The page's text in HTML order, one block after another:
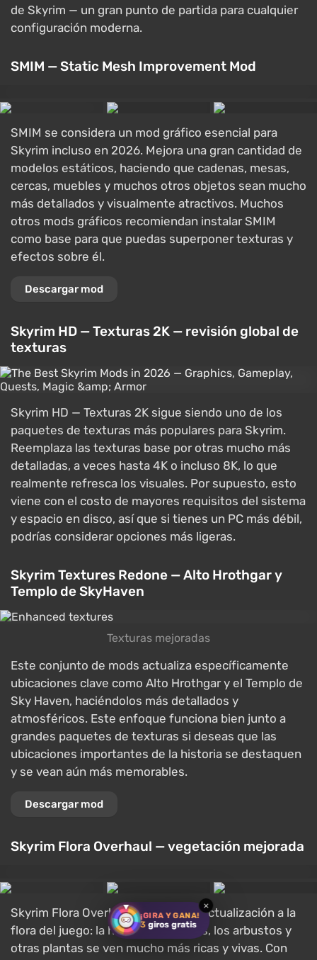
¡GIRA Y GANA!
3 giros gratis
×
de Skyrim — un gran punto de partida para cualquier
configuración moderna.
SMIM — Static Mesh Improvement Mod
SMIM se considera un mod gráfico esencial para
Skyrim incluso en 2026. Mejora una gran cantidad de
modelos estáticos, haciendo que cadenas, mesas,
cercas, muebles y muchos otros objetos sean mucho
más detallados y visualmente atractivos. Muchos
otros mods gráficos recomiendan instalar SMIM
como base para que puedas superponer texturas y
efectos sobre él.
Descargar mod
Skyrim HD — Texturas 2K — revisión global de
texturas
Skyrim HD — Texturas 2K sigue siendo uno de los
paquetes de texturas más populares para Skyrim.
Reemplaza las texturas base por otras mucho más
detalladas, a veces hasta 4K o incluso 8K, lo que
realmente refresca los visuales. Por supuesto, esto
viene con el costo de mayores requisitos del sistema
y espacio en disco, así que si tienes un PC más débil,
podrías considerar opciones más ligeras.
Skyrim Textures Redone — Alto Hrothgar y
Templo de SkyHaven
Texturas mejoradas
Este conjunto de mods actualiza específicamente
ubicaciones clave como Alto Hrothgar y el Templo de
Sky Haven, haciéndolos más detallados y
atmosféricos. Este enfoque funciona bien junto a
grandes paquetes de texturas si deseas que las
ubicaciones importantes de la historia se destaquen
y se vean aún más memorables.
Descargar mod
Skyrim Flora Overhaul — vegetación mejorada
Skyrim Flora Overhaul da una gran actualización a la
flora del juego: la hierba, los árboles, los arbustos y
otras plantas se ven mucho más ricas y vivas. Con